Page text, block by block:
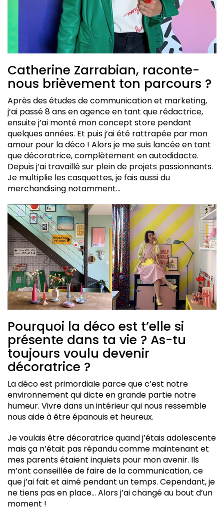
Ton dernier coup de coeur déco ? (Créateur, objet,
Catherine Zarrabian, raconte-
nous brièvement ton parcours ?
Après des études de communication et marketing,
j’ai passé 8 ans en agence en tant que rédactrice,
ensuite j’ai monté mon concept store pendant
quelques années. Et puis j’ai été rattrapée par mon
amour pour la déco ! Alors je me suis lancée en tant
que décoratrice, complètement en autodidacte.
Depuis j’ai travaillé sur plein de projets passionnants.
Je multiplie les casquettes, je fais aussi du
merchandising notamment…
Pourquoi la déco est t’elle si
présente dans ta vie ? As-tu
toujours voulu devenir
décoratrice ?
La déco est primordiale parce que c’est notre
environnement qui dicte en grande partie notre
humeur. Vivre dans un intérieur qui nous ressemble
nous aide à être épanouis et heureux.
Je voulais être décoratrice quand j’étais adolescente
mais ça n’était pas répandu comme maintenant et
mes parents étaient inquiets pour mon avenir. Ils
m’ont conseillée de faire de la communication, ce
que j’ai fait et aimé pendant un temps. Cependant, je
ne tiens pas en place… Alors j’ai changé au bout d’un
moment !